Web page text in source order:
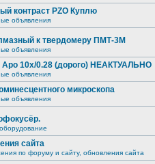
контраст PZO Куплю
объявления
к твердомеру ПМТ-3М
объявления
Apo 10x/0.28 (дорого) НЕАКТУАЛЬНО
объявления
микроскопа
объявления
сайта
по форуму и сайту, обновления сайта